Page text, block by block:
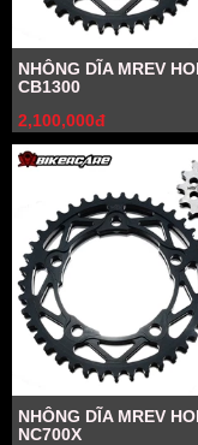
NHÔNG DĨA MREV
CB1300
2,100,000đ
NHÔNG DĨA MREV
NC700X